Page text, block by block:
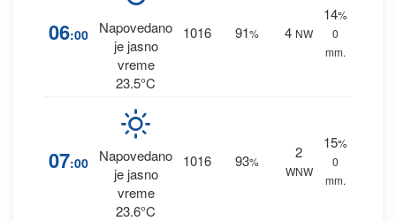
06:00
Napovedano
je jasno
vreme
23.5°C
1016 91% 4 NW
14%
0
mm.
07:00
Napovedano
je jasno
vreme
23.6°C
1016 93%
2
WNW
15%
0
mm.